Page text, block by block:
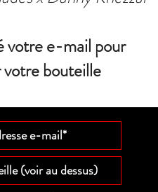
votre e-mail pour
bouteille